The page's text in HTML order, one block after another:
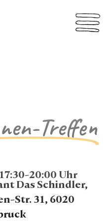
Treffen
17:30-20:00 Uhr
Das Schindler,
Str. 31, 6020